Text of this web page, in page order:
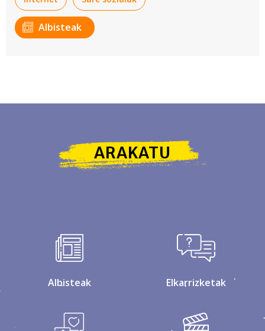
Albisteak
ARAKATU
Albisteak Elkarrizketak